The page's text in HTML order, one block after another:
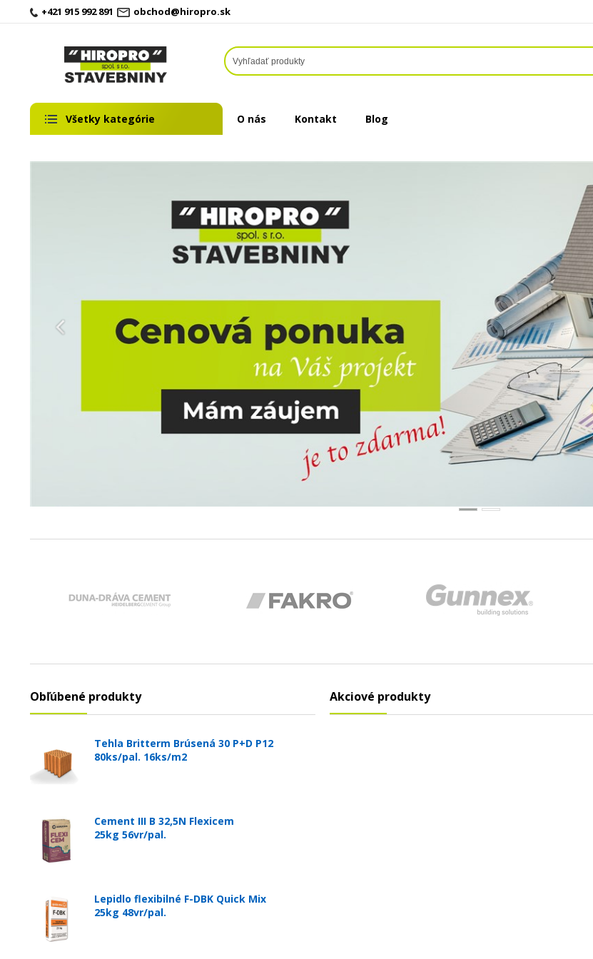
+421 915 992 891 obchod@hiropro.sk
Všetky kategórie O nás Kontakt Blog
Obľúbené produkty
Tehla Britterm Brúsená 30 P+D P12
80ks/pal. 16ks/m2
Cement III B 32,5N Flexicem
25kg 56vr/pal.
Lepidlo flexibilné F-DBK Quick Mix
25kg 48vr/pal.
Akciové produkty